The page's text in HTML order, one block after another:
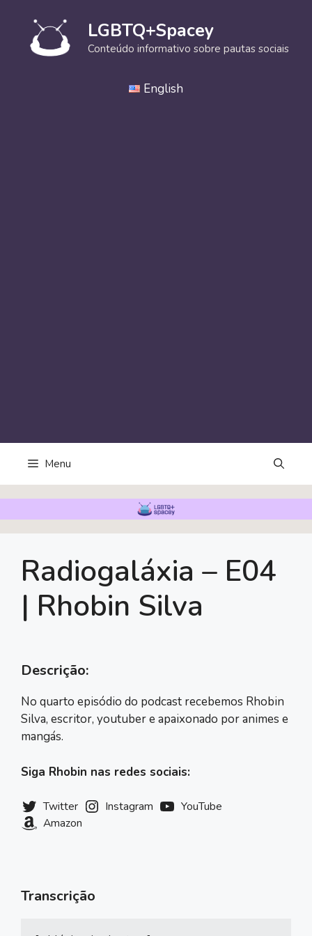
conteúdo
LGBTQ+Spacey
Conteúdo informativo sobre pautas sociais
English
Menu
Radiogaláxia – E04
| Rhobin Silva
Descrição:
No quarto episódio do podcast recebemos Rhobin
Silva, escritor, youtuber e apaixonado por animes e
mangás.
Siga Rhobin nas redes sociais:
Twitter Instagram
YouTube
Amazon
Transcrição